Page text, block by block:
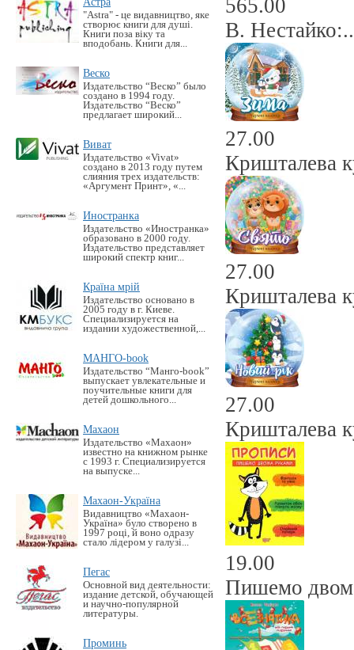
"Astra" - це видавництво, яке
створює книги для душі.
Книги поза віку та
вподобань. Книги для...
Веско
Издательство “Веско” было
создано в 1994 году.
Издательство “Веско”
предлагает широкий...
Виват
Издательство «Vivat»
создано в 2013 году путем
слияния трех издательств:
«Аргумент Принт», «...
Иностранка
Издательство «Иностранка»
образовано в 2000 году.
Издательство представляет
широкий спектр книг...
Країна мрій
Издательство основано в
2005 году в г. Киеве.
Специализируется на
издании художественной,...
МАНГО-book
Издательство “Манго-book”
выпускает увлекательные и
поучительные книги для
детей дошкольного...
Махаон
Издательство «Махаон»
известно на книжном рынке
с 1993 г. Специализируется
на выпуске...
Махаон-Україна
Видавництво «Махаон-
Україна» було створено в
1997 році, й воно одразу
стало лідером у галузі...
Пегас
Основной вид деятельности:
издание детской, обучающей
и научно-популярной
литературы.
Проминь
565.00
В.
27.00
Кришталева
27.00
Кришталева
27.00
Кришталева
19.00
Пишемо